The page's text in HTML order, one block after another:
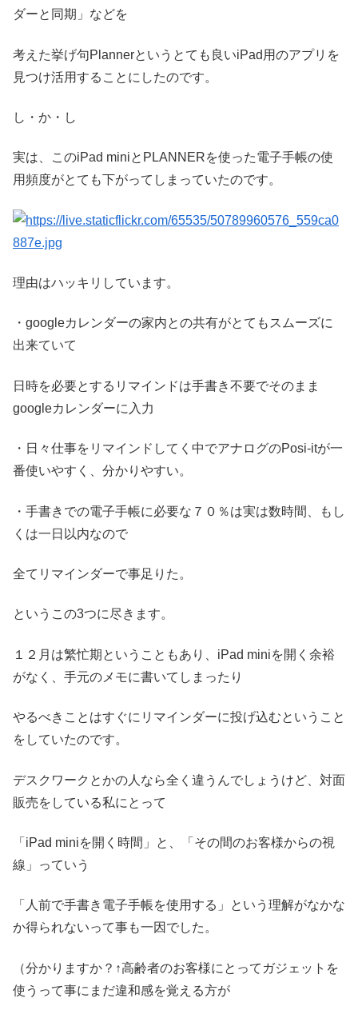
ダーと同期」などを
考えた挙げ句Plannerというとても良いiPad用のアプリを
見つけ活用することにしたのです。
し・か・し
実は、このiPad miniとPLANNERを使った電子手帳の使
用頻度がとても下がってしまっていたのです。
理由はハッキリしています。
・googleカレンダーの家内との共有がとてもスムーズに
出来ていて
日時を必要とするリマインドは手書き不要でそのまま
googleカレンダーに入力
・日々仕事をリマインドしてく中でアナログのPosi-itが一
番使いやすく、分かりやすい。
・手書きでの電子手帳に必要な７０％は実は数時間、もし
くは一日以内なので
全てリマインダーで事足りた。
というこの3つに尽きます。
１２月は繁忙期ということもあり、iPad miniを開く余裕
がなく、手元のメモに書いてしまったり
やるべきことはすぐにリマインダーに投げ込むということ
をしていたのです。
デスクワークとかの人なら全く違うんでしょうけど、対面
販売をしている私にとって
「iPad miniを開く時間」と、「その間のお客様からの視
線」っていう
「人前で手書き電子手帳を使用する」という理解がなかな
か得られないって事も一因でした。
（分かりますか？↑高齢者のお客様にとってガジェットを
使うって事にまだ違和感を覚える方が